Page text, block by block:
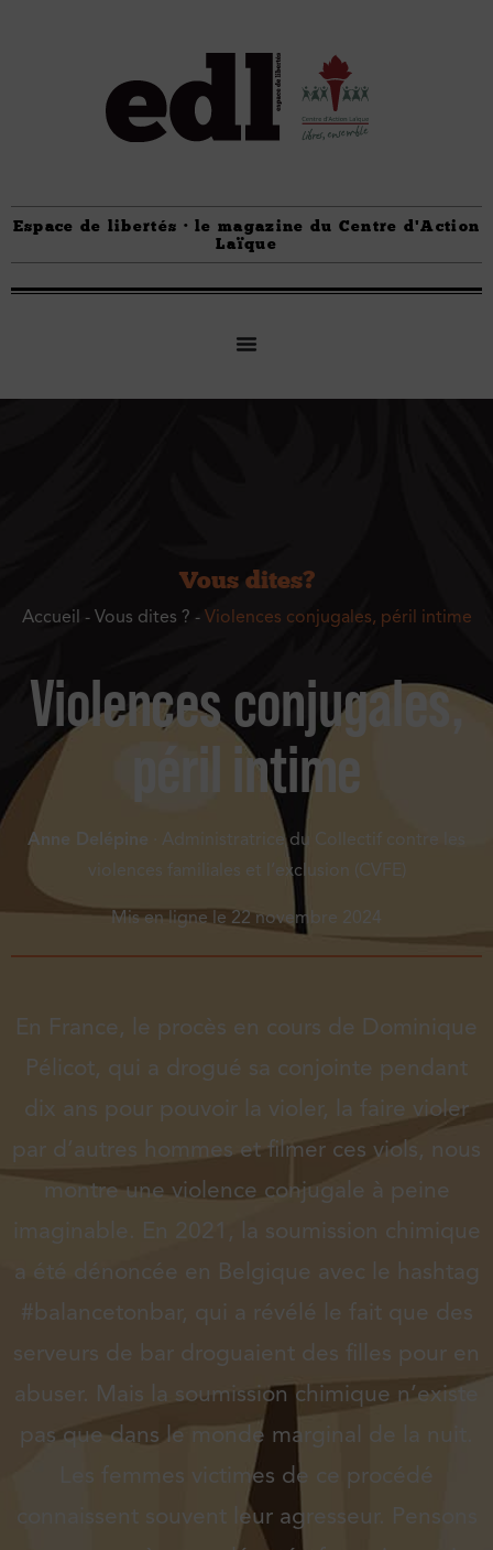
Espace de libertés · le magazine du Centre d'Action
Laïque
Vous dites ?
Accueil - Vous dites ? - Violences conjugales, péril intime
Violences conjugales,
péril intime
Anne Delépine · Administratrice du Collectif contre les
violences familiales et l’exclusion (CVFE)
Mis en ligne le 22 novembre 2024
En France, le procès en cours de Dominique
Pélicot, qui a drogué sa conjointe pendant
dix ans pour pouvoir la violer, la faire violer
par d’autres hommes et filmer ces viols, nous
montre une violence conjugale à peine
imaginable. En 2021, la soumission chimique
a été dénoncée en Belgique avec le hashtag
#balancetonbar, qui a révélé le fait que des
serveurs de bar droguaient des filles pour en
abuser. Mais la soumission chimique n’existe
pas que dans le monde marginal de la nuit.
Les femmes victimes de ce procédé
connaissent souvent leur agresseur. Pensons